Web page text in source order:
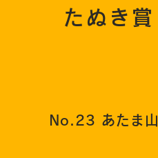
たぬき賞
No.23 あたま山